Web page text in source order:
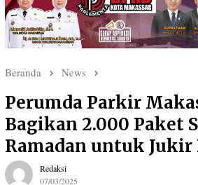
Beranda News
Perumda Parkir
Bagikan 2.000 Paket
Ramadan untuk Jukir
Redaksi
07/03/2025